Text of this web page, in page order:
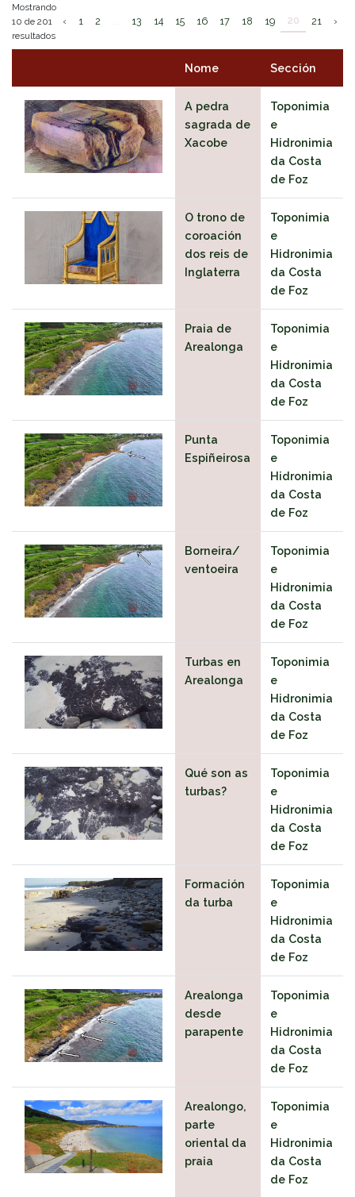
Mostrando
10 de 201
resultados
‹ 1 2 ... 13 14 15 16 17 18 19 20 21 ›
Nome Sección
A pedra
sagrada de
Xacobe
Toponimia
e
Hidronimia
da Costa
de Foz
O trono de
coroación
dos reis de
Inglaterra
Toponimia
e
Hidronimia
da Costa
de Foz
Praia de
Arealonga
Toponimia
e
Hidronimia
da Costa
de Foz
Punta
Espiñeirosa
Toponimia
e
Hidronimia
da Costa
de Foz
Borneira/
ventoeira
Toponimia
e
Hidronimia
da Costa
de Foz
Turbas en
Arealonga
Toponimia
e
Hidronimia
da Costa
de Foz
Qué son as
turbas?
Toponimia
e
Hidronimia
da Costa
de Foz
Formación
da turba
Toponimia
e
Hidronimia
da Costa
de Foz
Arealonga
desde
parapente
Toponimia
e
Hidronimia
da Costa
de Foz
Arealongo,
parte
oriental da
praia
Toponimia
e
Hidronimia
da Costa
de Foz